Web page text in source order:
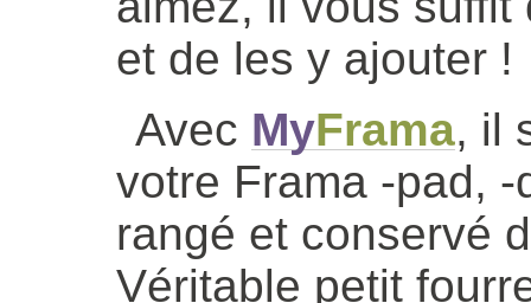
et de les y ajouter !
Avec MyFrama, il
votre Frama -pad,
rangé et conservé
Véritable petit